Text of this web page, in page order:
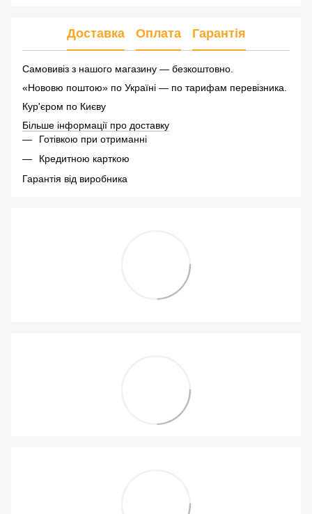
Доставка Оплата Гарантія
Самовивіз з нашого магазину — безкоштовно.
«Нововю поштою» по Україні — по тарифам перевізника.
Кур'єром по Києву
Більше інформації про доставку
Готівкою при отриманні
Кредитною карткою
Гарантія від виробника